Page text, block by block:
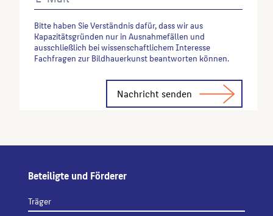
Bitte haben Sie Verständnis dafür, dass wir aus
Kapazitätsgründen nur in Ausnahmefällen und
ausschließlich bei wissenschaftlichem Interesse
Fachfragen zur Bildhauerkunst beantworten können.
Beteiligte und Förderer
Träger